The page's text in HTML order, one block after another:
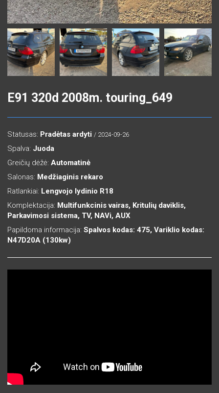
E91 320d 2008m. touring_649
Statusas: Pradėtas ardyti / 2024-09-26
Spalva: Juoda
Greičių dėžė: Automatinė
Salonas: Medžiaginis rekaro
Ratlankiai: Lengvojo lydinio R18
Komplektacija: Multifunkcinis vairas, Kritulių daviklis,
Parkavimosi sistema, TV, NAVi, AUX
Papildoma informacija: Spalvos kodas: 475, Variklio kodas:
N47D20A (130kw)